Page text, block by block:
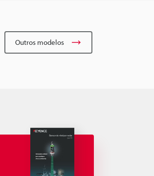
Outros modelos